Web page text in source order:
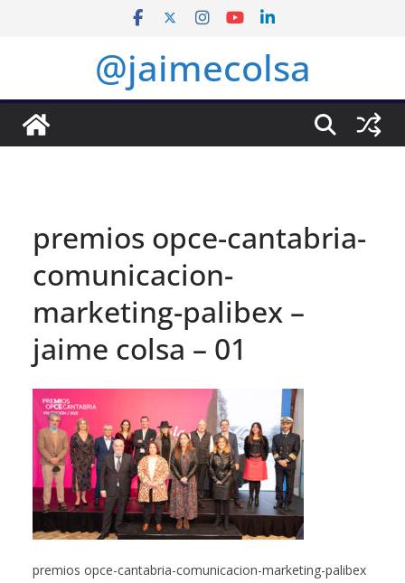
@jaimecolsa
premios opce-cantabria-
comunicacion-
marketing-palibex –
jaime colsa – 01
premios opce-cantabria-comunicacion-marketing-palibex